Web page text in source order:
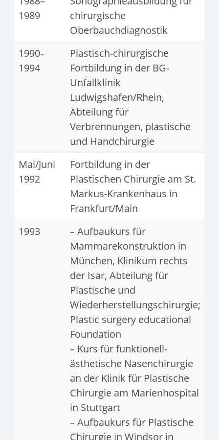
1989
chirurgische
Oberbauchdiagnostik
1990–
1994
Plastisch-chirurgische
Fortbildung in der BG-
Unfallklinik
Ludwigshafen/Rhein,
Abteilung für
Verbrennungen, plastische
und Handchirurgie
Mai/Juni
1992
Fortbildung in der
Plastischen Chirurgie am St.
Markus-Krankenhaus in
Frankfurt/Main
1993
– Aufbaukurs für
Mammarekonstruktion in
München, Klinikum rechts
der Isar, Abteilung für
Plastische und
Wiederherstellungschirurgie;
Plastic surgery educational
Foundation
– Kurs für funktionell-
ästhetische Nasenchirurgie
an der Klinik für Plastische
Chirurgie am Marienhospital
in Stuttgart
– Aufbaukurs für Plastische
Chirurgie in Windsor in